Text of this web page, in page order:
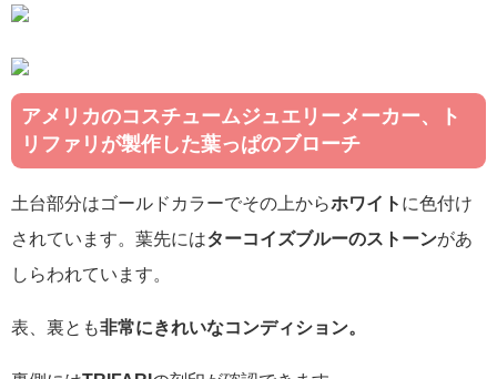
アメリカのコスチュームジュエリーメーカー、ト
リファリが製作した葉っぱのブローチ
土台部分はゴールドカラーでその上からホワイト に色付け
されています。葉先にはターコイズブルーのストーンがあ
しらわれています。
表、裏とも非常にきれいなコンディション。